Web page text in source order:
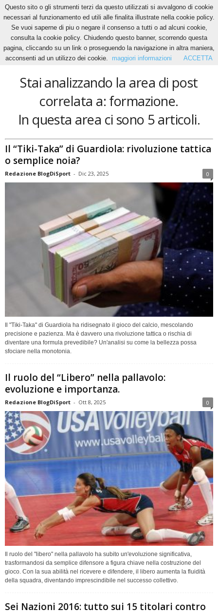
Home Tags Formazione
formazione
Stai analizzando la area di post
correlata a: formazione.
In questa area ci sono 5 articoli.
Il “Tiki-Taka” di Guardiola: rivoluzione tattica
o semplice noia?
Redazione BlogDiSport - Dic 23, 2025 0
Il "Tiki-Taka" di Guardiola ha ridisegnato il gioco del calcio, mescolando
precisione e pazienza. Ma è davvero una rivoluzione tattica o rischia di
diventare una formula prevedibile? Un'analisi su come la bellezza possa
sfociare nella monotonia.
Il ruolo del “Libero” nella pallavolo:
evoluzione e importanza.
Redazione BlogDiSport - Ott 8, 2025 0
Il ruolo del "libero" nella pallavolo ha subito un'evoluzione significativa,
trasformandosi da semplice difensore a figura chiave nella costruzione del
gioco. Con la sua abilità nel ricevere e difendere, il libero aumenta la fluidità
della squadra, diventando imprescindibile nel successo collettivo.
Sei Nazioni 2016: tutto sui 15 titolari contro
Questo sito o gli strumenti terzi da questo utilizzati si avvalgono di cookie
necessari al funzionamento ed utili alle finalita illustrate nella cookie policy.
Se vuoi saperne di piu o negare il consenso a tutti o ad alcuni cookie,
consulta la cookie policy. Chiudendo questo banner, scorrendo questa
pagina, cliccando su un link o proseguendo la navigazione in altra maniera,
acconsenti ad un utilizzo dei cookie.
maggiori informazioni ACCETTA